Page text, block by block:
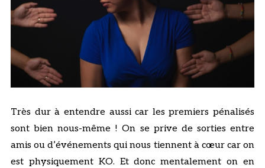
Très dur à entendre aussi car les premiers pénalisés
sont bien nous-même ! On se prive de sorties entre
amis ou d’événements qui nous tiennent à cœur car on
est physiquement KO. Et donc mentalement on en